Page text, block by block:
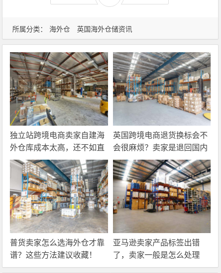
所属分类： 海外仓 英国海外仓储资讯
独立站跨境电商卖家自建海
外仓库成本太高，还不如直
接找第三方自营海外仓！
英国跨境电商退货换标会不
会很麻烦？卖家是退回国内
还是在海外直接处理？
普货卖家怎么选海外仓才靠
谱？这些方法建议收藏！
亚马逊卖家产品标签出错
了，卖家一般是怎么处理
的？